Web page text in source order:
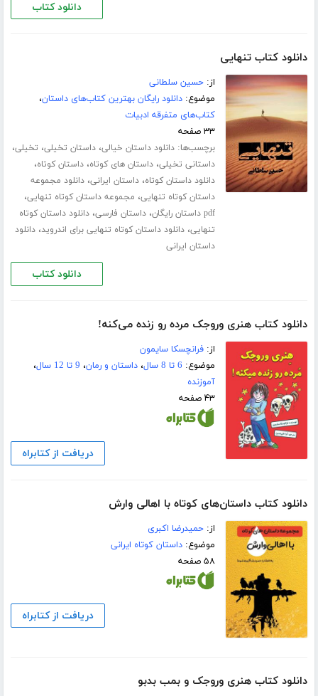
دانلود کتاب
دانلود کتاب تنهایی
از:حسین سلطانی
موضوع:دانلود رایگان بهترین کتاب‌های داستان،
کتاب‌های متفرقه ادبیات
۳۳ صفحه
برچسب‌ها:دانلود داستان خیالی،داستان تخیلی، تخیلی،
داستانی تخیلی،داستان های کوتاه،داستان کوتاه،
دانلود داستان کوتاه،داستان ایرانی،دانلود مجموعه
داستان کوتاه تنهایی، مجموعه داستان کوتاه تنهایی،
pdf داستان رایگان ،داستان فارسی،دانلود داستان کوتاه
تنهایی،دانلود داستان کوتاه تنهایی برای اندروید،دانلود
داستان ایرانی
دانلود کتاب
دانلود کتاب هنری وروجک مرده رو زنده می‌کنه!
از:فرانچسکا سایمون
موضوع: 6 تا 8 سال ،داستان و رمان، 9 تا 12 سال
،
آموزنده
۴۳ صفحه
دریافت از کتابراه
دانلود کتاب داستان‌های کوتاه با اهالی وارش
از:حمیدرضا اکبری
موضوع:داستان کوتاه ایرانی
۵۸ صفحه
دریافت از کتابراه
دانلود کتاب هنری وروجک و بمب بدبو